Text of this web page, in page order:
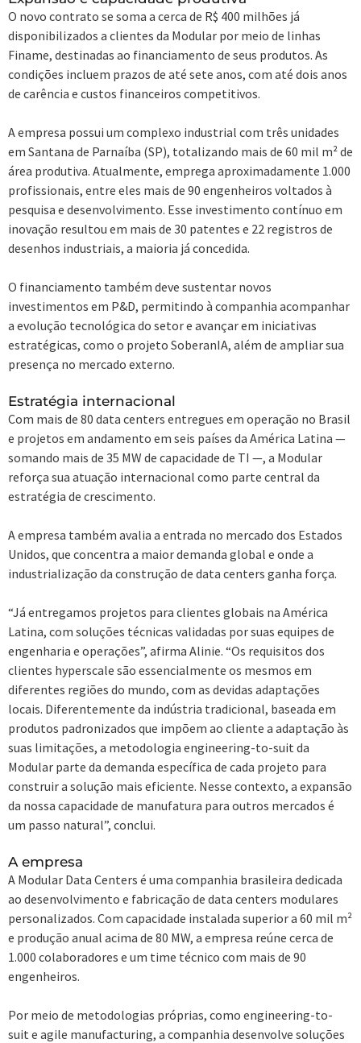
O novo contrato se soma a cerca de R$ 400 milhões já
disponibilizados a clientes da Modular por meio de linhas
Finame, destinadas ao financiamento de seus produtos. As
condições incluem prazos de até sete anos, com até dois anos
de carência e custos financeiros competitivos.
A empresa possui um complexo industrial com três unidades
em Santana de Parnaíba (SP), totalizando mais de 60 mil m² de
área produtiva. Atualmente, emprega aproximadamente 1.000
profissionais, entre eles mais de 90 engenheiros voltados à
pesquisa e desenvolvimento. Esse investimento contínuo em
inovação resultou em mais de 30 patentes e 22 registros de
desenhos industriais, a maioria já concedida.
O financiamento também deve sustentar novos
investimentos em P&D, permitindo à companhia acompanhar
a evolução tecnológica do setor e avançar em iniciativas
estratégicas, como o projeto SoberanIA, além de ampliar sua
presença no mercado externo.
Estratégia internacional
Com mais de 80 data centers entregues em operação no Brasil
e projetos em andamento em seis países da América Latina —
somando mais de 35 MW de capacidade de TI —, a Modular
reforça sua atuação internacional como parte central da
estratégia de crescimento.
A empresa também avalia a entrada no mercado dos Estados
Unidos, que concentra a maior demanda global e onde a
industrialização da construção de data centers ganha força.
“Já entregamos projetos para clientes globais na América
Latina, com soluções técnicas validadas por suas equipes de
engenharia e operações”, afirma Alinie. “Os requisitos dos
clientes hyperscale são essencialmente os mesmos em
diferentes regiões do mundo, com as devidas adaptações
locais. Diferentemente da indústria tradicional, baseada em
produtos padronizados que impõem ao cliente a adaptação às
suas limitações, a metodologia engineering-to-suit da
Modular parte da demanda específica de cada projeto para
construir a solução mais eficiente. Nesse contexto, a expansão
da nossa capacidade de manufatura para outros mercados é
um passo natural”, conclui.
A empresa
A Modular Data Centers é uma companhia brasileira dedicada
ao desenvolvimento e fabricação de data centers modulares
personalizados. Com capacidade instalada superior a 60 mil m²
e produção anual acima de 80 MW, a empresa reúne cerca de
1.000 colaboradores e um time técnico com mais de 90
engenheiros.
Por meio de metodologias próprias, como engineering-to-
suit e agile manufacturing, a companhia desenvolve soluções